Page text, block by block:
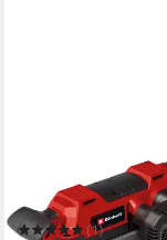
Bandschleifer TE-
(1)